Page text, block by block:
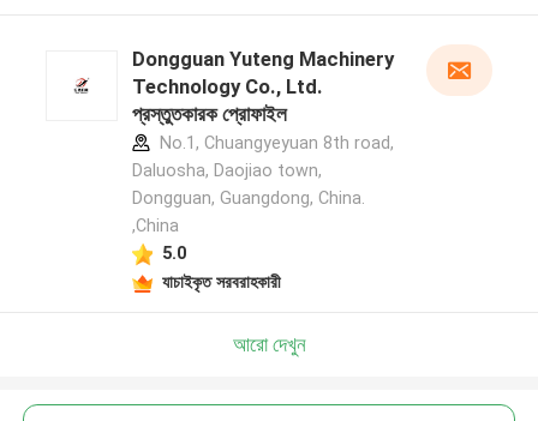
Dongguan Yuteng Machinery
Technology Co., Ltd.
প্রস্তুতকারক প্রোফাইল
No.1, Chuangyeyuan 8th road,
Daluosha, Daojiao town,
Dongguan, Guangdong, China.
,China
5.0
যাচাইকৃত সরবরাহকারী
আরো দেখুন